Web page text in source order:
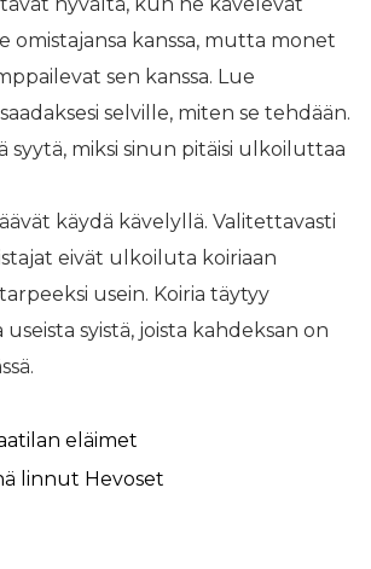
omistajansa kanssa, mutta monet
sen kanssa. Lue
selville, miten se tehdään.
syytä, miksi sinun pitäisi ulkoiluttaa
käydä kävelyllä. Valitettavasti
eivät ulkoiluta koiriaan
usein. Koiria täytyy
syistä, joista kahdeksan on
eläimet
linnut Hevoset